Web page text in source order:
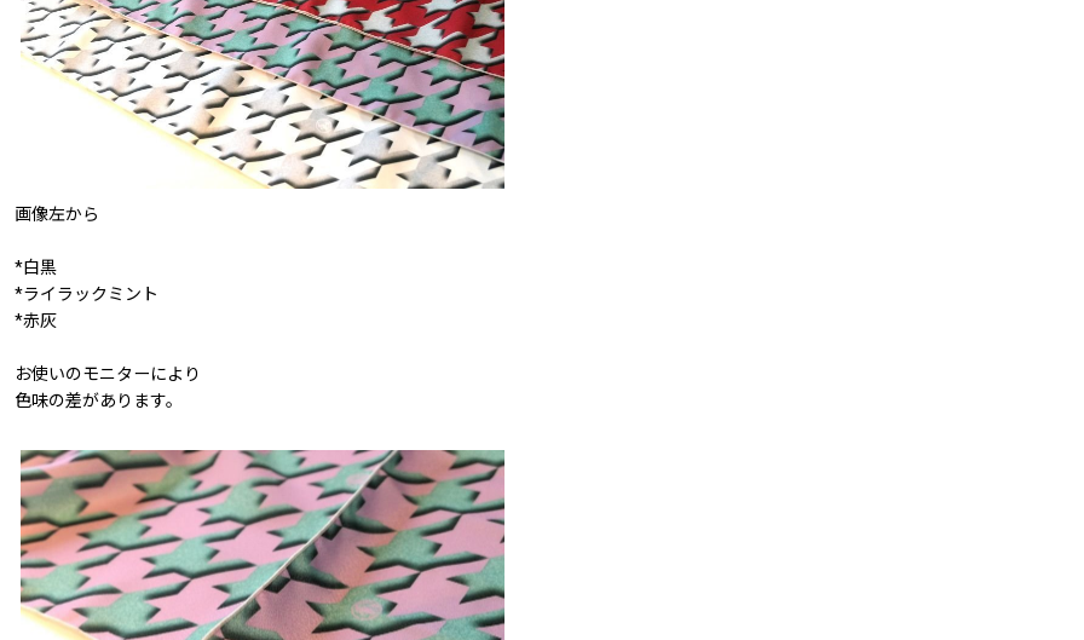
画像左から
*白黒
*ライラックミント
*赤灰
お使いのモニターにより
色味の差があります。